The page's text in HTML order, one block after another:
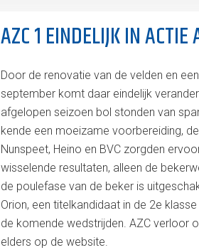
AZC 1 EINDELIJK IN
Door de renovatie van de velden en
september komt daar eindelijk
afgelopen seizoen bol stonden van
kende een moeizame voorbereiding,
Nunspeet, Heino en BVC zorgden
wisselende resultaten, alleen de
de poulefase van de beker is
Orion, een titelkandidaat in de 2e
de komende wedstrijden. AZC verloor
elders op de website.